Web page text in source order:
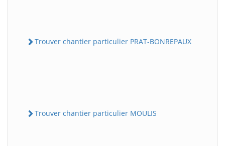
Trouver chantier particulier PRAT-BONREPAUX
Trouver chantier particulier MOULIS